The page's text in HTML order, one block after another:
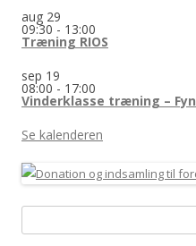
aug 29
09:30 - 13:00
Træning RIOS
sep 19
08:00 - 17:00
Vinderklasse træning – Fyn
Se kalenderen
efter: